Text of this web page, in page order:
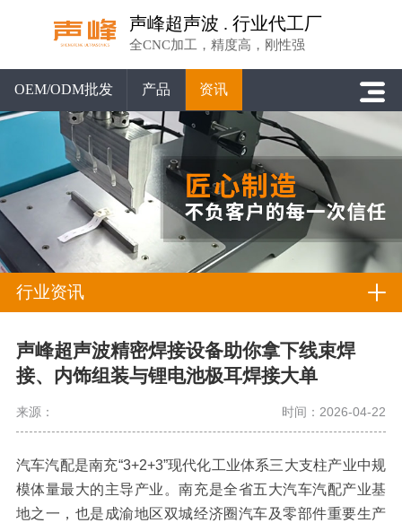
声峰超声波 . 行业代工厂
全CNC加工，精度高，刚性强
OEM/ODM批发 产品 资讯
行业资讯
声峰超声波精密焊接设备助你拿下线束焊
接、内饰组装与锂电池极耳焊接大单
来源： 时间：2026-04-22
汽车汽配是南充“3+2+3”现代化工业体系三大支柱产业中规
模体量最大的主导产业。南充是全省五大汽车汽配产业基
地之一，也是成渝地区双城经济圈汽车及零部件重要生产